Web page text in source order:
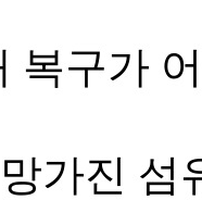
복구가
가진 섬